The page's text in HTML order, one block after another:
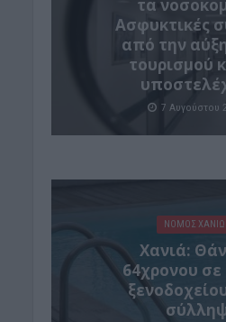
τα
Ασφυκτικές
από την
τουρισμού
7 Αυγούστου
ΝΟΜΌΣ
Χανιά:
64χρονου σε